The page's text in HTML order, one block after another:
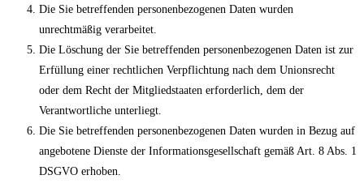
Die Sie betreffenden personenbezogenen Daten wurden
unrechtmäßig verarbeitet.
Die Löschung der Sie betreffenden personenbezogenen Daten ist zur
Erfüllung einer rechtlichen Verpflichtung nach dem Unionsrecht
oder dem Recht der Mitgliedstaaten erforderlich, dem der
Verantwortliche unterliegt.
Die Sie betreffenden personenbezogenen Daten wurden in Bezug auf
angebotene Dienste der Informationsgesellschaft gemäß Art. 8 Abs. 1
DSGVO erhoben.